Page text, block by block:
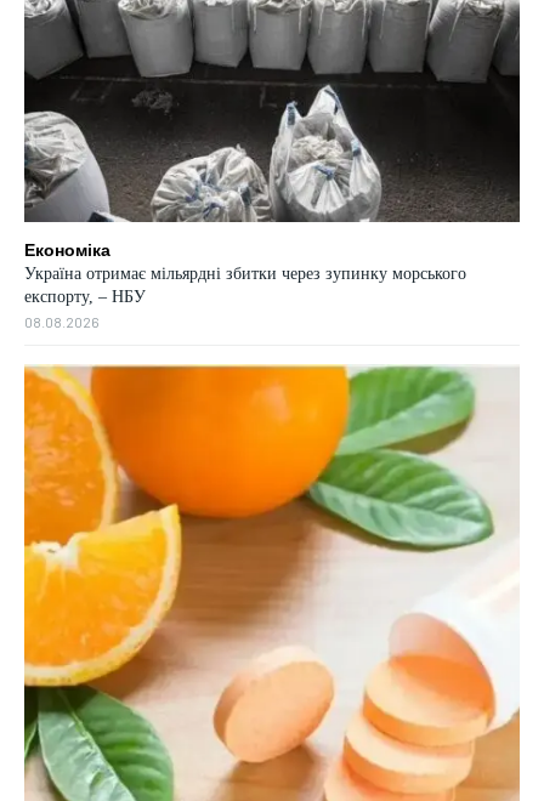
Економіка
Україна отримає мільярдні збитки через зупинку морського
експорту, – НБУ
08.08.2026